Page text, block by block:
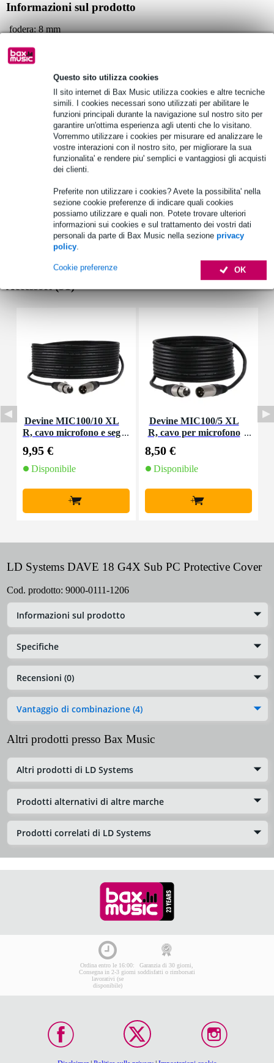
Questo sito utilizza cookies
Il sito internet di Bax Music utilizza cookies e altre tecniche
simili. I cookies necessari sono utilizzati per abilitare le
funzioni principali durante la navigazione sul nostro sito per
garantire un'ottima esperienza agli utenti che lo visitano.
Vorremmo utilizzare i cookies per misurare ed analizzare le
vostre interazioni con il nostro sito, per migliorare la sua
funzionalita' e rendere piu' semplici e vantaggiosi gli acquisti
dei clienti.
Preferite non utilizzare i cookies? Avete la possibilita' nella
sezione cookie preferenze di indicare quali cookies
possiamo utilizzare e quali non. Potete trovare ulteriori
informazioni sui cookies e sul trattamento dei vostri dati
personali da parte di Bax Music nella sezione privacy
policy.
OK
Cookie preferenze
Informazioni sul prodotto
fodera: 8 mm
materiale esterno: nylon 1680D
dimensioni: 76 x 65 x 55 cm
Specifiche complete
Vedi anche (3)
Accessori (31)
Devine MIC100/10 XL
R, cavo microfono e seg
9,95 €
Disponibile
+
Devine MIC100/5 XL
R, cavo per microfono
8,50 €
Disponibile
+
LD Systems DAVE 18 G4X Sub PC Protective Cover
Cod. prodotto: 9000-0111-1206
Informazioni sul prodotto
Specifiche
Recensioni (0)
Vantaggio di combinazione (4)
Altri prodotti presso Bax Music
Altri prodotti di LD Systems
Prodotti alternativi di altre marche
Prodotti correlati di LD Systems
Ordina entro le 16:00:
Consegna in 2-3 giorni
lavorativi (se
disponibile)
Garanzia di 30 giorni,
soddisfatti o rimborsati